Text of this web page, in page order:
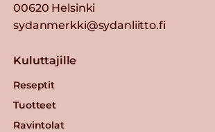
00620 Helsinki
sydanmerkki@sydanliitto.fi
Kuluttajille
Reseptit
Tuotteet
Ravintolat